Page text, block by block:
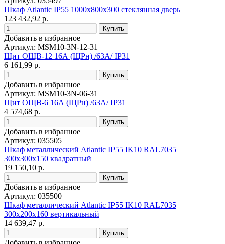
Шкаф Atlantic IP55 1000x800x300 стеклянная дверь
123 432,92 р.
Добавить в избранное
Артикул: MSM10-3N-12-31
Щит ОЩВ-12 16А (ЩРн) /63А/ IP31
6 161,99 р.
Добавить в избранное
Артикул: MSM10-3N-06-31
Щит ОЩВ-6 16А (ЩРн) /63А/ IP31
4 574,68 р.
Добавить в избранное
Артикул: 035505
Шкаф металлический Atlantic IP55 IK10 RAL7035
300x300x150 квадратный
19 150,10 р.
Добавить в избранное
Артикул: 035500
Шкаф металлический Atlantic IP55 IK10 RAL7035
300x200x160 вертикальный
14 639,47 р.